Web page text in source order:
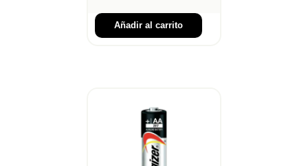
Añadir al carrito